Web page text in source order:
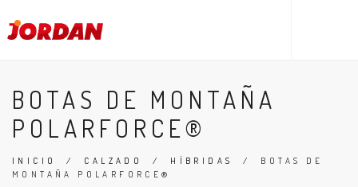
BOTAS DE MONTAÑA
POLARFORCE®
INICIO / CALZADO / HÍBRIDAS / BOTAS DE
MONTAÑA POLARFORCE®